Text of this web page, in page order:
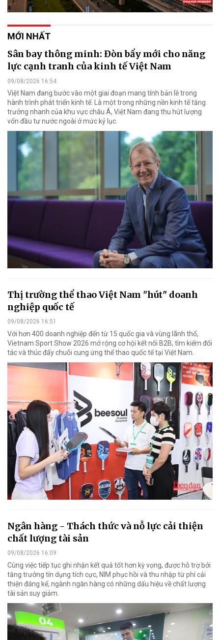
MỚI NHẤT
Sân bay thông minh: Đòn bẩy mới cho năng
lực cạnh tranh của kinh tế Việt Nam
09/08/2026 16:54
Việt Nam đang bước vào một giai đoạn mang tính bản lề trong
hành trình phát triển kinh tế. Là một trong những nền kinh tế tăng
trưởng nhanh của khu vực châu Á, Việt Nam đang thu hút lượng
vốn đầu tư nước ngoài ở mức kỷ lục.
Thị trường thể thao Việt Nam "hút" doanh
nghiệp quốc tế
09/08/2026 16:51
Với hơn 400 doanh nghiệp đến từ 15 quốc gia và vùng lãnh thổ,
Vietnam Sport Show 2026 mở rộng cơ hội kết nối B2B, tìm kiếm đối
tác và thúc đẩy chuỗi cung ứng thể thao quốc tế tại Việt Nam.
Ngân hàng - Thách thức và nỗ lực cải thiện
chất lượng tài sản
09/08/2026 16:09
Cùng việc tiếp tục ghi nhận kết quả tốt hơn kỳ vọng, được hỗ trợ bởi
tăng trưởng tín dụng tích cực, NIM phục hồi và thu nhập từ phí cải
thiện đáng kể, ngành ngân hàng có những dấu hiệu về chất lượng
tài sản suy giảm.